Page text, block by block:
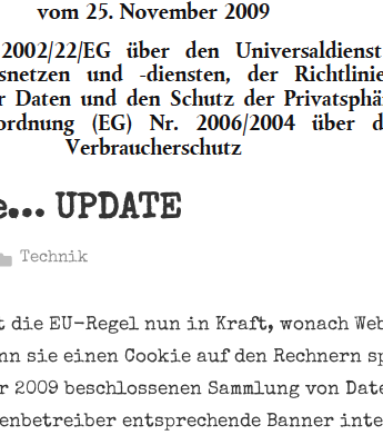
UPDATE
Technik
die EU-Regel nun in Kraft, wonach
sie einen Cookie auf den Rechnern
beschlossenen Sammlung von
entsprechende Banner